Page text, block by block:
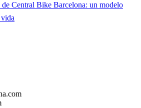
Central Bike Barcelona: un modelo
vida